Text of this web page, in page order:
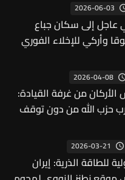
2026-06-03
عاجل إلى سكان جباع
وأركي للإخلاء الفوري
2026-04-08
الأركان من غرفة القيادة:
حزب الله من دون توقف
2026-03-21
للطاقة الذرية: إيران